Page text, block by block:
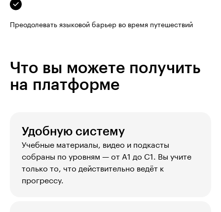
Преодолевать языковой барьер во время путешествий
Что вы можете получить
на платформе
Удобную систему
Учебные материалы, видео и подкасты
собраны по уровням — от A1 до C1. Вы учите
только то, что действительно ведёт к
прогрессу.